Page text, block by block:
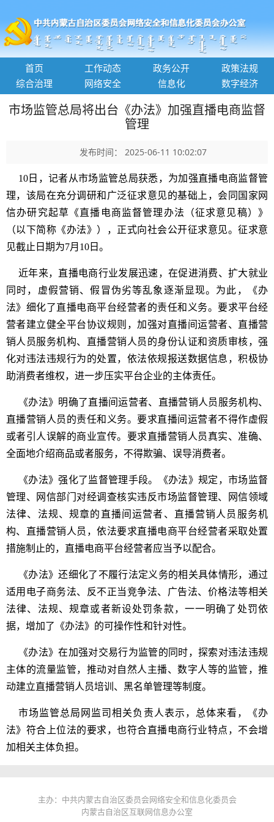
首页 工作动态 政务公开
政策法规
综合治理
网络安全 信息化 数字经济
市场监管总局将出台《办法》加强直播电商监督
管理
发布时间： 2025-06-11 10:02:07
10日，记者从市场监管总局获悉，为加强直播电商监督管
理，该局在充分调研和广泛征求意见的基础上，会同国家网
信办研究起草《直播电商监督管理办法（征求意见稿）》
（以下简称《办法》），正式向社会公开征求意见。征求意
见截止日期为7月10日。
近年来，直播电商行业发展迅速，在促进消费、扩大就业
同时，虚假营销、假冒伪劣等乱象逐渐显现。为此，《办
法》细化了直播电商平台经营者的责任和义务。要求平台经
营者建立健全平台协议规则，加强对直播间运营者、直播营
销人员服务机构、直播营销人员的身份认证和资质审核，强
化对违法违规行为的处置，依法依规报送数据信息，积极协
助消费者维权，进一步压实平台企业的主体责任。
《办法》明确了直播间运营者、直播营销人员服务机构、
直播营销人员的责任和义务。要求直播间运营者不得作虚假
或者引人误解的商业宣传。要求直播营销人员真实、准确、
全面地介绍商品或者服务，不得欺骗、误导消费者。
《办法》强化了监督管理手段。《办法》规定，市场监督
管理、网信部门对经调查核实违反市场监督管理、网信领域
法律、法规、规章的直播间运营者、直播营销人员服务机
构、直播营销人员，依法要求直播电商平台经营者采取处置
措施制止的，直播电商平台经营者应当予以配合。
《办法》还细化了不履行法定义务的相关具体情形，通过
适用电子商务法、反不正当竞争法、广告法、价格法等相关
法律、法规、规章或者新设处罚条款，一一明确了处罚依
据，增加了《办法》的可操作性和针对性。
《办法》在加强对交易行为监管的同时，探索对违法违规
主体的流量监管，推动对自然人主播、数字人等的监管，推
动建立直播营销人员培训、黑名单管理等制度。
市场监管总局网监司相关负责人表示，总体来看，《办
法》符合上位法的要求，也符合直播电商行业特点，不会增
加相关主体负担。
主办：中共内蒙古自治区委员会网络安全和信息化委员会
内蒙古自治区互联网信息办公室